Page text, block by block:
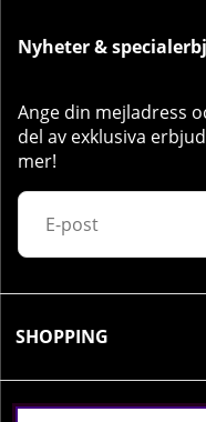
Nyheter &
Ange din mejladress
del av exklusiva
mer!
SHOPPING